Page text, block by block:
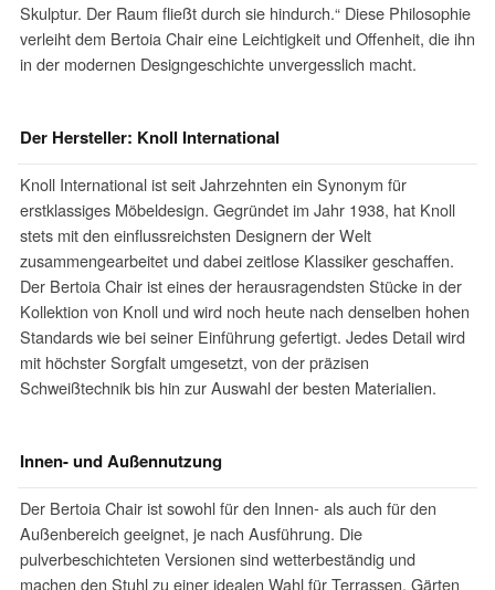
Skulptur. Der Raum fließt durch sie hindurch.“ Diese Philosophie
verleiht dem Bertoia Chair eine Leichtigkeit und Offenheit, die ihn
in der modernen Designgeschichte unvergesslich macht.
Der Hersteller: Knoll International
Knoll International ist seit Jahrzehnten ein Synonym für
erstklassiges Möbeldesign. Gegründet im Jahr 1938, hat Knoll
stets mit den einflussreichsten Designern der Welt
zusammengearbeitet und dabei zeitlose Klassiker geschaffen.
Der Bertoia Chair ist eines der herausragendsten Stücke in der
Kollektion von Knoll und wird noch heute nach denselben hohen
Standards wie bei seiner Einführung gefertigt. Jedes Detail wird
mit höchster Sorgfalt umgesetzt, von der präzisen
Schweißtechnik bis hin zur Auswahl der besten Materialien.
Innen- und Außennutzung
Der Bertoia Chair ist sowohl für den Innen- als auch für den
Außenbereich geeignet, je nach Ausführung. Die
pulverbeschichteten Versionen sind wetterbeständig und
machen den Stuhl zu einer idealen Wahl für Terrassen, Gärten